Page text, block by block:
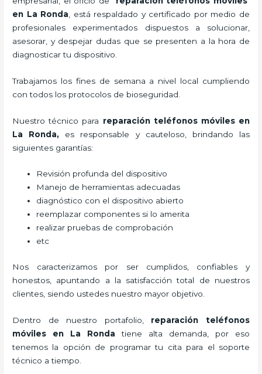
en La Ronda , está respaldado y certificado por medio de
profesionales experimentados dispuestos a solucionar,
asesorar, y despejar dudas que se presenten a la hora de
diagnosticar tu dispositivo.
Trabajamos los fines de semana a nivel local cumpliendo
con todos los protocolos de bioseguridad.
Nuestro técnico para reparación teléfonos móviles en
La Ronda, es responsable y cauteloso, brindando las
siguientes garantías:
Revisión profunda del dispositivo
Manejo de herramientas adecuadas
diagnóstico con el dispositivo abierto
reemplazar componentes si lo amerita
realizar pruebas de comprobación
etc
Nos caracterizamos por ser cumplidos, confiables y
honestos, apuntando a la satisfacción total de nuestros
clientes, siendo ustedes nuestro mayor objetivo.
Dentro de nuestro portafolio, reparación teléfonos
móviles en La Ronda tiene alta demanda, por eso
tenemos la opción de programar tu cita para el soporte
técnico a tiempo.